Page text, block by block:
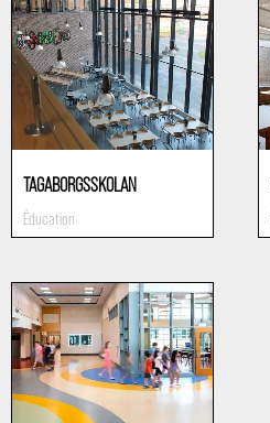
TAGABORGSSKOLAN
Éducation